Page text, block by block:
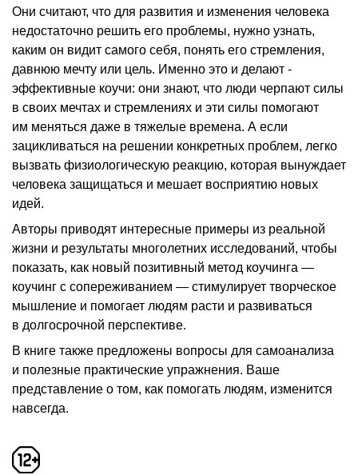
Они считают, что для развития и изменения человека
недостаточно решить его проблемы, нужно узнать,
каким он видит самого себя, понять его стремления,
давнюю мечту или цель. Именно это и делают ­
эффективные коучи: они знают, что люди черпают силы
в своих мечтах и стремлениях и эти силы помогают
им меняться даже в тяжелые времена. А если
зацикливаться на решении конкретных проблем, легко
вызвать физиологиче­скую реакцию, которая вынуждает
человека защищаться и мешает восприятию новых
идей.
Авторы приводят интересные примеры из реальной
жизни и результаты многолетних исследований, чтобы
показать, как новый позитивный метод коучинга — ​
коучинг с сопереживанием — ​стимулирует творческое
мышление и помогает людям расти и развиваться
в долгосрочной перспективе.
В книге также предложены вопросы для самоанализа
и полезные практические упражнения. Ваше
представление о том, как помогать людям, изменится
навсегда.